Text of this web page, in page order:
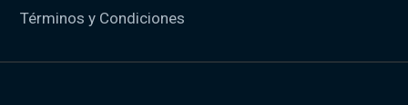
Términos y Condiciones